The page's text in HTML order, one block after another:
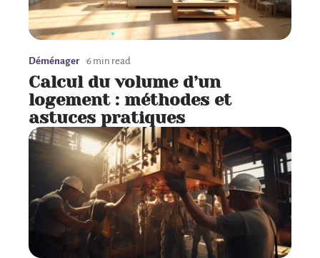
Déménager 6 min read
Calcul du volume d’un
logement : méthodes et
astuces pratiques